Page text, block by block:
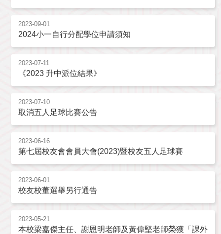
2023-09-01
2024小一自行分配學位申請須知
2023-07-11
《2023 升中派位結果》
2023-07-10
取消五人足球比賽公告
2023-06-16
第七屆校友會會員大會(2023)暨校友五人足球賽
2023-06-01
校友校董選舉另行通告
2023-05-21
本校梁嘉傑主任、謝恩明老師及黃偉堅老師榮獲「課外